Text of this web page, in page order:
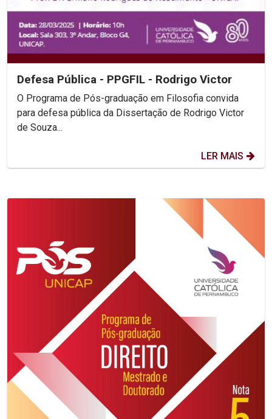
Defesa Pública - PPGFIL - Rodrigo Victor
O Programa de Pós-graduação em Filosofia convida
para defesa pública da Dissertação de Rodrigo Victor
de Souza...
LER MAIS